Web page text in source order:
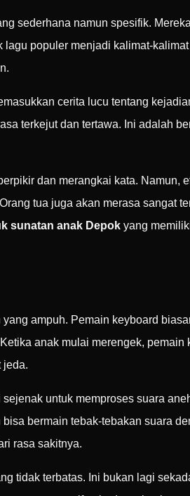
sederhana namun spesifik.
populer menjadi kalimat-
cerita lucu tentang
terkejut dan tertawa. Ini adalah
dan merangkai kata. Namun,
tua juga akan merasa sangat
sunatan anak Depok yang
ampuh. Pemain keyboard
anak mulai merengek, pemain
jeda.
untuk memproses suara
bermain tebak-tebakan suara
rasa sakitnya.
tidak terbatas. Ini bukan lagi